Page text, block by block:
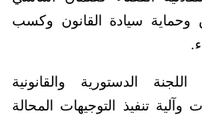
وحماية سيادة القانون وكسب
الدستورية والقانونية
وآلية تنفيذ التوجيهات المحالة